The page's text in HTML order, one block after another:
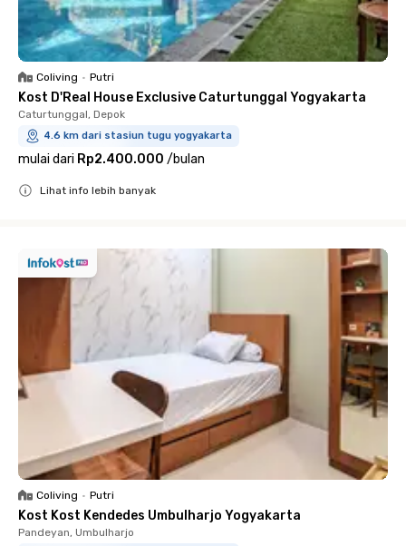
Coliving • Putri
Kost D'Real House Exclusive Caturtunggal Yogyakarta
Caturtunggal, Depok
4.6 km dari stasiun tugu yogyakarta
mulai dari Rp2.400.000 /bulan
Lihat info lebih banyak
Coliving • Putri
Kost Kost Kendedes Umbulharjo Yogyakarta
Pandeyan, Umbulharjo